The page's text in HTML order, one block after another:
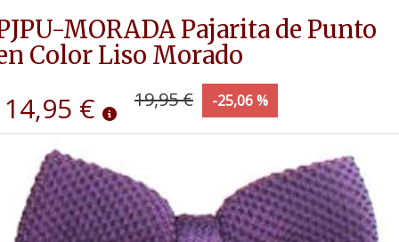
MORADA Pajarita de Punto
Color Liso Morado
14,95 € 19,95 € -25,06 %